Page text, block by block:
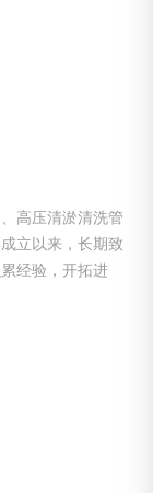
高压清淤清洗管
立以来，长期致
经验，开拓进
能力。公司长期
于社会各界！